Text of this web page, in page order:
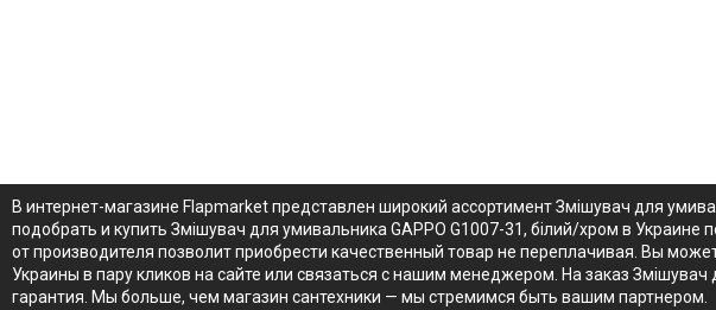
В интернет-магазине Flapmarket представлен широкий ассортимент Змішувач для
подобрать и купить Змішувач для умивальника GAPPO G1007-31, білий/хром в
от производителя позволит приобрести качественный товар не переплачивая. Вы
Украины в пару кликов на сайте или связаться с нашим менеджером. На заказ
гарантия. Мы больше, чем магазин сантехники — мы стремимся быть вашим партнером.